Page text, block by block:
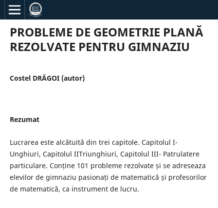
PROBLEME DE GEOMETRIE PLANĂ
REZOLVATE PENTRU GIMNAZIU
Costel DRĂGOI (autor)
Rezumat
Lucrarea este alcătuită din trei capitole. Capitolul I-
Unghiuri, Capitolul IITriunghiuri, Capitolul III- Patrulatere
particulare. Conține 101 probleme rezolvate și se adreseaza
elevilor de gimnaziu pasionați de matematică și profesorilor
de matematică, ca instrument de lucru.